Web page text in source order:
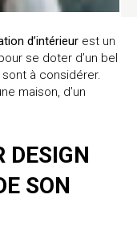
d’intérieur est un
se doter d’un bel
à considérer.
maison, d’un
DESIGN
SON